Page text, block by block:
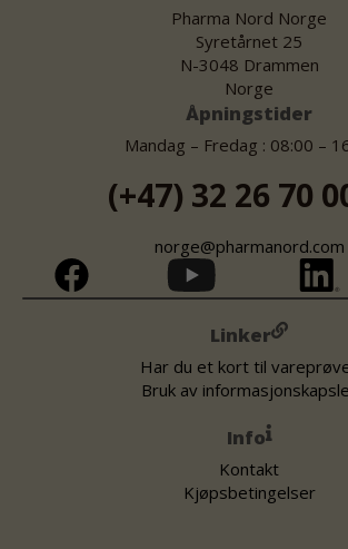
Pharma Nord Norge
Syretårnet 25
N-3048 Drammen
Norge
Åpningstider
Mandag – Fredag : 08:00 –
(+47) 32 26 70
norge@pharmanord.com
Linker
Har du et kort til
Bruk av
Info
Kontakt
Kjøpsbetingelser